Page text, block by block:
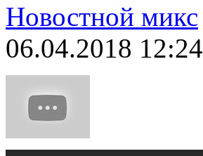
Новостной микс
06.04.2018 12:24